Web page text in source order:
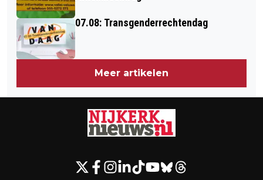
07.08: Transgenderrechtendag
Meer artikelen